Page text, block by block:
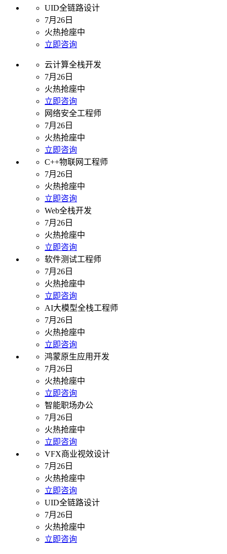
UID全链路设计
7月26日
火热抢座中
立即咨询
云计算全栈开发
7月26日
火热抢座中
立即咨询
网络安全工程师
7月26日
火热抢座中
立即咨询
C++物联网工程师
7月26日
火热抢座中
立即咨询
Web全栈开发
7月26日
火热抢座中
立即咨询
软件测试工程师
7月26日
火热抢座中
立即咨询
AI大模型全栈工程师
7月26日
火热抢座中
立即咨询
鸿蒙原生应用开发
7月26日
火热抢座中
立即咨询
智能职场办公
7月26日
火热抢座中
立即咨询
VFX商业视效设计
7月26日
火热抢座中
立即咨询
UID全链路设计
7月26日
火热抢座中
立即咨询